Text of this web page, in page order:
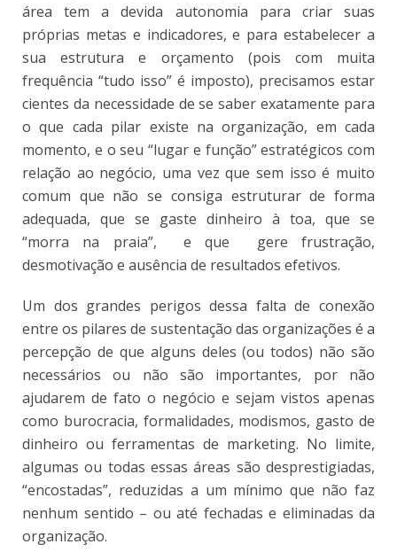
área tem a devida autonomia para criar suas
próprias metas e indicadores, e para estabelecer a
sua estrutura e orçamento (pois com muita
frequência “tudo isso” é imposto), precisamos estar
cientes da necessidade de se saber exatamente para
o que cada pilar existe na organização, em cada
momento, e o seu “lugar e função” estratégicos com
relação ao negócio, uma vez que sem isso é muito
comum que não se consiga estruturar de forma
adequada, que se gaste dinheiro à toa, que se
“morra na praia”, e que gere frustração,
desmotivação e ausência de resultados efetivos.
Um dos grandes perigos dessa falta de conexão
entre os pilares de sustentação das organizações é a
percepção de que alguns deles (ou todos) não são
necessários ou não são importantes, por não
ajudarem de fato o negócio e sejam vistos apenas
como burocracia, formalidades, modismos, gasto de
dinheiro ou ferramentas de marketing. No limite,
algumas ou todas essas áreas são desprestigiadas,
“encostadas”, reduzidas a um mínimo que não faz
nenhum sentido – ou até fechadas e eliminadas da
organização.